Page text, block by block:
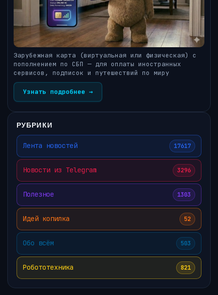
Зарубежная карта (виртуальная или физическая) с
пополнением по СБП — для оплаты иностранных
сервисов, подписок и путешествий по миру
Узнать подробнее →
РУБРИКИ
Лента новостей 17617
Новости из Telegram 3296
Полезное 1303
Идей копилка 52
Обо всём 503
Робототехника 821